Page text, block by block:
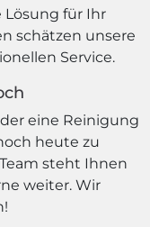
für Ihr
schätzen unsere
Service.
eine Reinigung
heute zu
steht Ihnen
weiter. Wir